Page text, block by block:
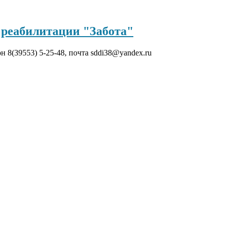
"Забота"
8(39553) 5-25-48, почта sddi38@yandex.ru